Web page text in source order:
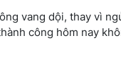
vang dội, thay vì
công hôm nay